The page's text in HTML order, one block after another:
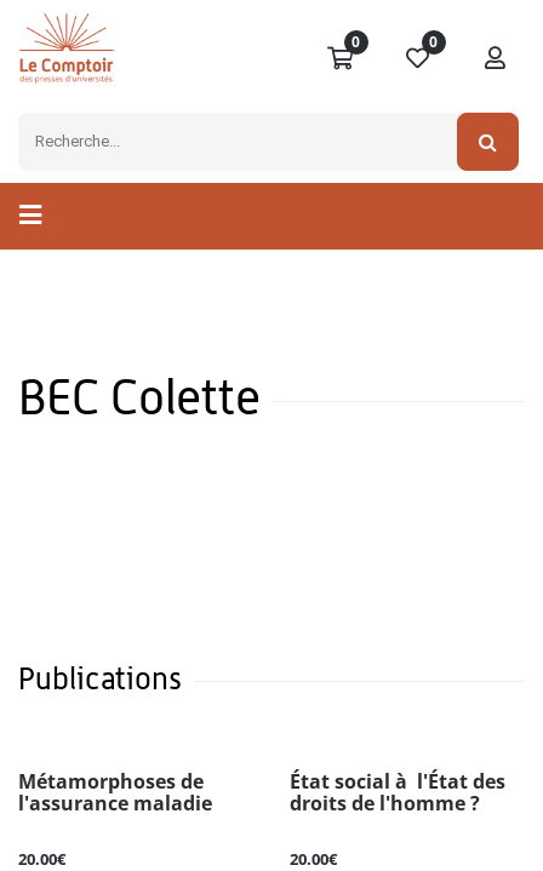
0 0
BEC Colette
Publications
Métamorphoses de
l'assurance maladie
20.00€
État social à l'État des
droits de l'homme ?
20.00€